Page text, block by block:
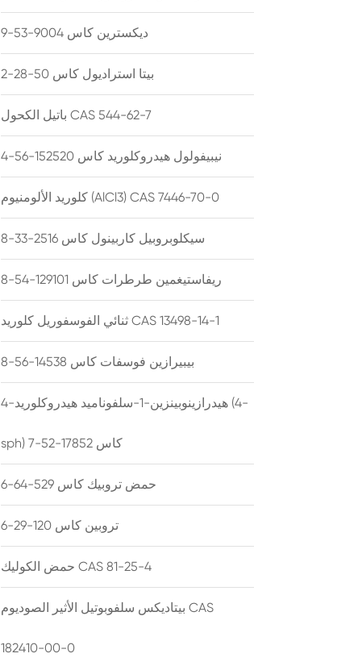
ديكسترين كاس 9004-53-9
بيتا استراديول كاس 50-28-2
باتيل الكحول CAS 544-62-7
نيبيفولول هيدروكلوريد كاس 152520-56-4
كلوريد الألومنيوم (AlCl3) CAS 7446-70-0
سيكلوبروبيل كاربينول كاس 2516-33-8
ريفاستيغمين طرطرات كاس 129101-54-8
ثنائي الفوسفوريل كلوريد CAS 13498-14-1
بيبيرازين فوسفات كاس 14538-56-8
4-هيدرازينوبينزين-1-سلفوناميد هيدروكلوريد (4-
sph) كاس 17852-52-7
حمض تروبيك كاس 529-64-6
تروبين كاس 120-29-6
حمض الكوليك CAS 81-25-4
بيتاديكس سلفوبوتيل الأثير الصوديوم CAS
182410-00-0